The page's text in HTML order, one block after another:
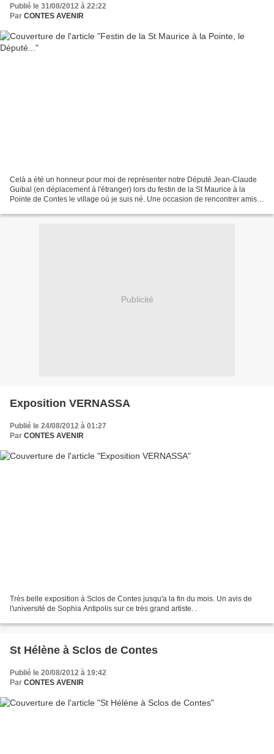
Publié le 31/08/2012 à 22:22
Par CONTES AVENIR
Celà a été un honneur pour moi de représenter notre Député Jean-Claude
Guibal (en déplacement à l'étranger) lors du festin de la St Maurice à la
Pointe de Contes le village où je suis né. Une occasion de rencontrer amis
Publicité
Exposition VERNASSA
Publié le 24/08/2012 à 01:27
Par CONTES AVENIR
Très belle exposition à Sclos de Contes jusqu'a la fin du mois. Un avis de
l'université de Sophia Antipolis sur ce très grand artiste. .
St Hélène à Sclos de Contes
Publié le 20/08/2012 à 19:42
Par CONTES AVENIR